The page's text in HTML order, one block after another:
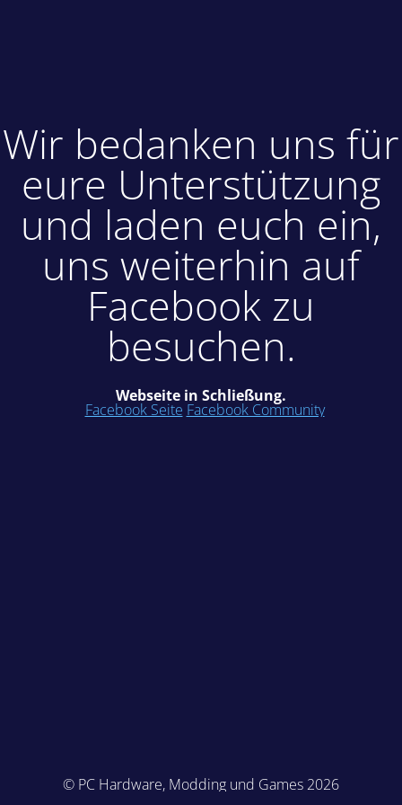
Wir bedanken uns für
eure Unterstützung
und laden euch ein,
uns weiterhin auf
Facebook zu
besuchen.
Webseite in Schließung.
Facebook Seite Facebook Community
© PC Hardware, Modding und Games 2026